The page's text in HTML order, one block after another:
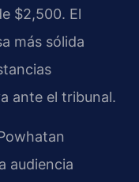
$2,500. El
más sólida
ante el tribunal.
audiencia